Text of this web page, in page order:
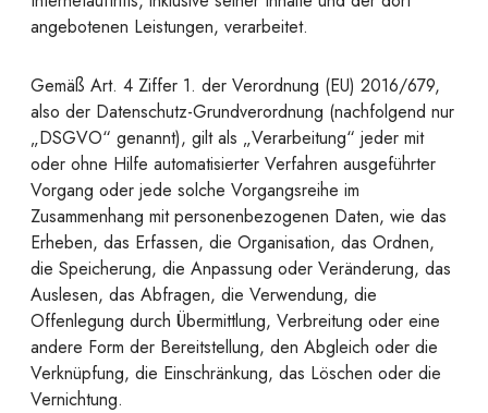
angebotenen Leistungen, verarbeitet.
Gemäß Art. 4 Ziffer 1. der Verordnung (EU) 2016/679,
also der Datenschutz-Grundverordnung (nachfolgend nur
„DSGVO“ genannt), gilt als „Verarbeitung“ jeder mit
oder ohne Hilfe automatisierter Verfahren ausgeführter
Vorgang oder jede solche Vorgangsreihe im
Zusammenhang mit personenbezogenen Daten, wie das
Erheben, das Erfassen, die Organisation, das Ordnen,
die Speicherung, die Anpassung oder Veränderung, das
Auslesen, das Abfragen, die Verwendung, die
Offenlegung durch Übermittlung, Verbreitung oder eine
andere Form der Bereitstellung, den Abgleich oder die
Verknüpfung, die Einschränkung, das Löschen oder die
Vernichtung.